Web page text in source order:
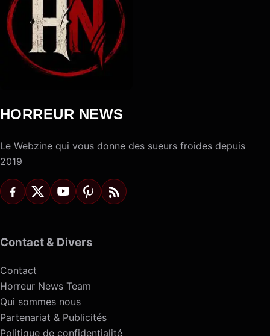
HORREUR NEWS
Le Webzine qui vous donne des sueurs froides depuis
2019
Contact & Divers
Contact
Horreur News Team
Qui sommes nous
Partenariat & Publicités
Politique de confidentialité